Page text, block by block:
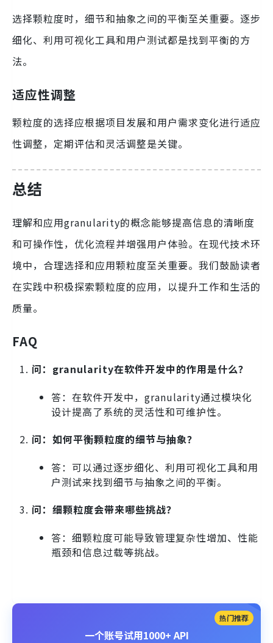
选择颗粒度时，细节和抽象之间的平衡至关重要。逐步
细化、利用可视化工具和用户测试都是找到平衡的方
法。
适应性调整
颗粒度的选择应根据项目发展和用户需求变化进行适应
性调整，定期评估和灵活调整是关键。
总结
理解和应用granularity的概念能够提高信息的清晰度
和可操作性，优化流程并增强用户体验。在现代技术环
境中，合理选择和应用颗粒度至关重要。我们鼓励读者
在实践中积极探索颗粒度的应用，以提升工作和生活的
质量。
FAQ
问：granularity在软件开发中的作用是什么？
答：在软件开发中，granularity通过模块化
设计提高了系统的灵活性和可维护性。
问：如何平衡颗粒度的细节与抽象？
答：可以通过逐步细化、利用可视化工具和用
户测试来找到细节与抽象之间的平衡。
问：细颗粒度会带来哪些挑战？
答：细颗粒度可能导致管理复杂性增加、性能
瓶颈和信息过载等挑战。
热门推荐
一个账号试用1000+ API